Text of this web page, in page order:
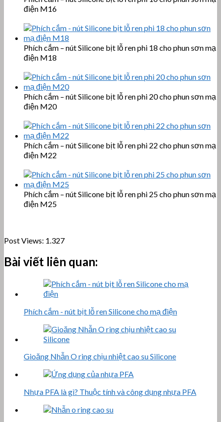
điện M16
Phích cắm – nút Silicone bịt lỗ ren phi 18 cho phun sơn mạ
điện M18
Phích cắm – nút Silicone bịt lỗ ren phi 20 cho phun sơn mạ
điện M20
Phích cắm – nút Silicone bịt lỗ ren phi 22 cho phun sơn mạ
điện M22
Phích cắm – nút Silicone bịt lỗ ren phi 25 cho phun sơn mạ
điện M25
Post Views: 1.327
Bài viết liên quan:
Phích cắm - nút bịt lỗ ren Silicone cho mạ điện
Gioăng Nhẫn O ring chịu nhiệt cao su Silicone
Nhựa PFA là gì? Thuộc tính và công dụng nhựa PFA